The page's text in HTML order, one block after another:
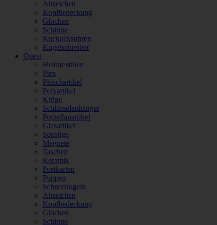
Abzeichen
Kopfbedeckung
Glocken
Schirme
Kuckucksuhren
Kugelschreiber
Ouest
Heimtextilien
Pins
Plüschartikel
Polyartikel
Krüge
Schlüsselanhänger
Porzellanartikel
Glasartikel
Sonstige
Magnete
Taschen
Keramik
Postkarten
Puppen
Schneekugeln
Abzeichen
Kopfbedeckung
Glocken
Schirme